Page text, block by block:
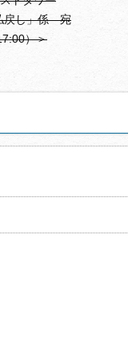
戻し」係 宛
）＞